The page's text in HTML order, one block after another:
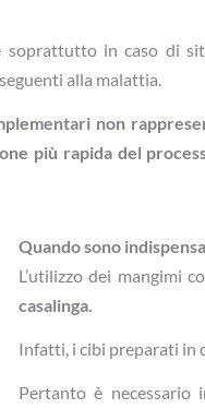
in caso di
alla malattia.
non
più rapida del
Quando sono
L’utilizzo dei mangimi
casalinga.
Infatti, i cibi preparati in
Pertanto è necessario